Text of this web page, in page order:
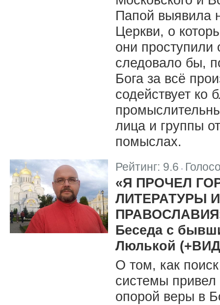
Папой выявила
Церкви, о
они
следовало бы,
Бога за всё
содействует ко
лица и группы
помыслах.
Рейтинг: 9.6
«Я ПРОЧЕЛ
ЛИТЕРАТУРЫ
Беседа с
Люлькой
О том, как
системы
опорой веры в